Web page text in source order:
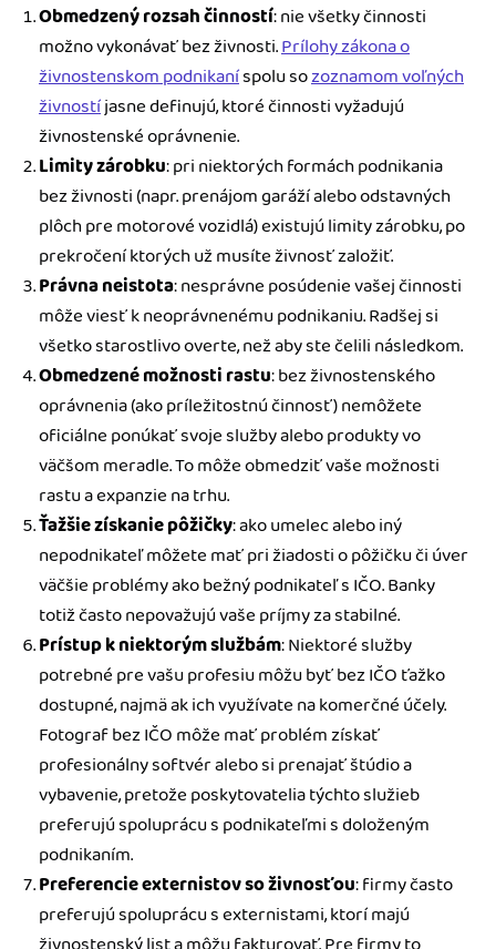
Obmedzený rozsah činností: nie všetky činnosti
možno vykonávať bez živnosti.Prílohy zákona o
živnostenskom podnikaníspolu sozoznamom voľných
živnostíjasne definujú, ktoré činnosti vyžadujú
živnostenské oprávnenie.
Limity zárobku: pri niektorých formách podnikania
bez živnosti (napr. prenájom garáží alebo odstavných
plôch pre motorové vozidlá) existujú limity zárobku, po
prekročení ktorých už musíte živnosť založiť.
Právna neistota: nesprávne posúdenie vašej činnosti
môže viesť k neoprávnenému podnikaniu. Radšej si
všetko starostlivo overte, než aby ste čelili následkom.
Obmedzené možnosti rastu: bez živnostenského
oprávnenia (ako príležitostnú činnosť) nemôžete
oficiálne ponúkať svoje služby alebo produkty vo
väčšom meradle. To môže obmedziť vaše možnosti
rastu a expanzie na trhu.
Ťažšie získanie pôžičky: ako umelec alebo iný
nepodnikateľ môžete mať pri žiadosti o pôžičku či úver
väčšie problémy ako bežný podnikateľ s IČO. Banky
totiž často nepovažujú vaše príjmy za stabilné.
Prístup k niektorým službám: Niektoré služby
potrebné pre vašu profesiu môžu byť bez IČO ťažko
dostupné, najmä ak ich využívate na komerčné účely.
Fotograf bez IČO môže mať problém získať
profesionálny softvér alebo si prenajať štúdio a
vybavenie, pretože poskytovatelia týchto služieb
preferujú spoluprácu s podnikateľmi s doloženým
podnikaním.
Preferencie externistov so živnosťou: firmy často
preferujú spoluprácu s externistami, ktorí majú